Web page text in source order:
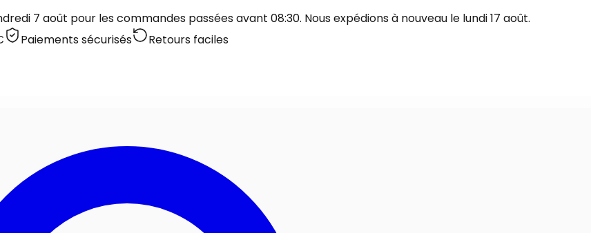
7 août pour les commandes passées avant 08:30. Nous expédions à nouveau le lundi 17 août.
Paiements sécurisés Retours faciles